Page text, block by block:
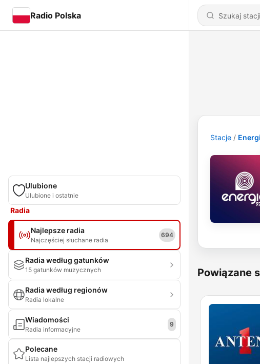
Radio Polska
Ulubione
Ulubione i ostatnie
Radia
Najlepsze radia
Najczęściej słuchane radia
694
Radia według gatunków
15 gatunków muzycznych
Radia według regionów
Radia lokalne
Wiadomości
Radia informacyjne
9
Polecane
Lista najlepszych stacji radiowych
Stacje
Powiązane